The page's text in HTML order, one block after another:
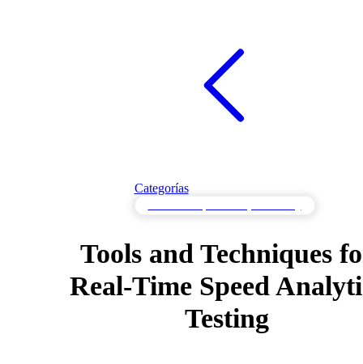
Categorías
Tools and Techniques
Real-Time Speed
Testing